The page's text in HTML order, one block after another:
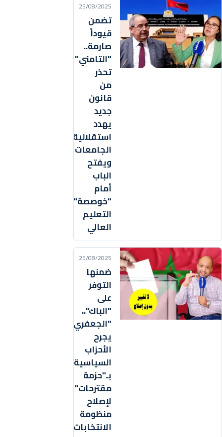
25/08/2025
تضمن
قيوداً
صارمة..
"التامني"
تحذر
من
قانون
جديد
يهدد
استقلالية
الجامعات
ويفتح
الباب
أمام
"خوصصة"
التعليم
العالي
25/08/2025
ضمنها
التوفر
على
"الباك"..
"الجعفري"
يجرح
الأحزاب
السياسية
بـ"حزمة
مقترحات"
لإصلاح
منظومة
الانتخابات